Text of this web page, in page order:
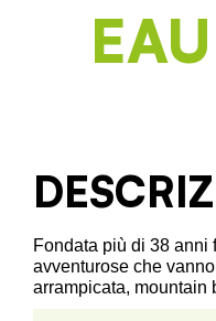
Fondata più di 38 anni
avventurose che
arrampicata, mountain